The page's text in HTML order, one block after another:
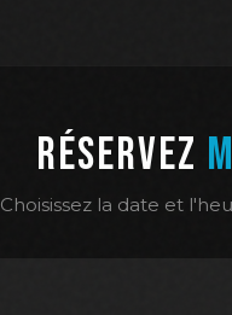
RÉSERVEZ
Choisissez la date et